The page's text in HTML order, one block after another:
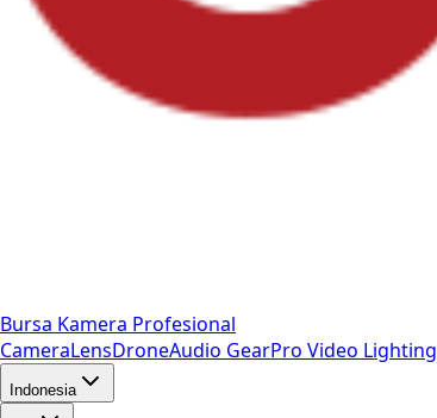
Bursa Kamera Profesional
CameraLensDroneAudio GearPro Video Lighting
Indonesia